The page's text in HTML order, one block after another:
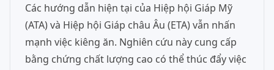
Các hướng dẫn hiện tại của Hiệp hội Giáp Mỹ
(ATA) và Hiệp hội Giáp châu Âu (ETA) vẫn nhấn
mạnh việc kiêng ăn. Nghiên cứu này cung cấp
bằng chứng chất lượng cao có thể thúc đẩy việc